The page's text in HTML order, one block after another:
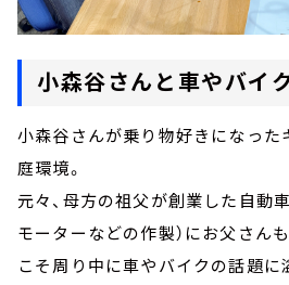
小森谷さんと車やバイ
小森谷さんが乗り物好きになった
庭環境。
元々、母方の祖父が創業した自動
モーターなどの作製）にお父さん
こそ周り中に車やバイクの話題に